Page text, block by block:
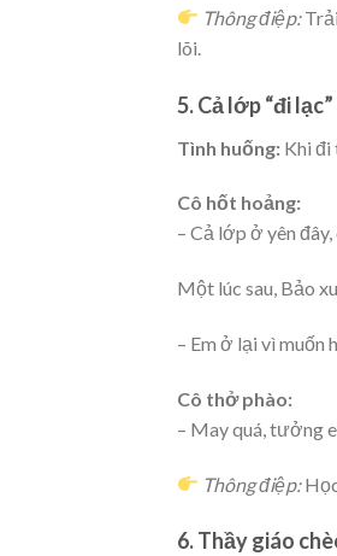
Thông điệp:
lõi.
5. Cả lớp “đi lạc”
Tình huống: Khi đi
Cô hốt hoảng:
– Cả lớp ở yên
Một lúc sau, Bảo
– Em ở lại vì muốn
Cô thở phào:
– May quá, tưởng
Thông điệp:
6. Thầy giáo